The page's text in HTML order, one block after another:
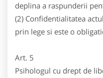
deplina a raspunderii
(2) Confidentialitatea
prin lege si este o
Art. 5
Psihologul cu drept de